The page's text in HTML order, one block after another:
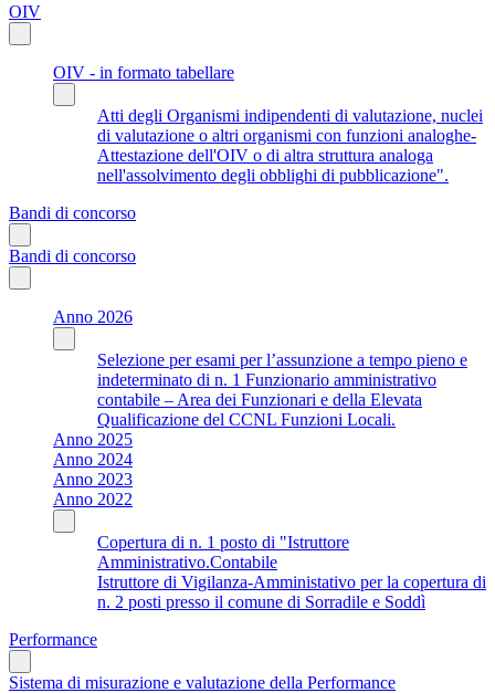
OIV
OIV - in formato tabellare
Atti degli Organismi indipendenti di valutazione, nuclei
di valutazione o altri organismi con funzioni analoghe-
Attestazione dell'OIV o di altra struttura analoga
nell'assolvimento degli obblighi di pubblicazione".
Bandi di concorso
Bandi di concorso
Anno 2026
Selezione per esami per l’assunzione a tempo pieno e
indeterminato di n. 1 Funzionario amministrativo
contabile – Area dei Funzionari e della Elevata
Qualificazione del CCNL Funzioni Locali.
Anno 2025
Anno 2024
Anno 2023
Anno 2022
Copertura di n. 1 posto di "Istruttore
Amministrativo.Contabile
Istruttore di Vigilanza-Amministativo per la copertura di
n. 2 posti presso il comune di Sorradile e Soddì
Performance
Sistema di misurazione e valutazione della Performance